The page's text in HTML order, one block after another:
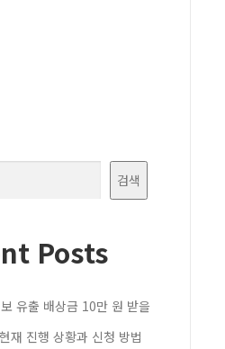
검색
Posts
유출 배상금 10만 원 받을
재 진행 상황과 신청 방법